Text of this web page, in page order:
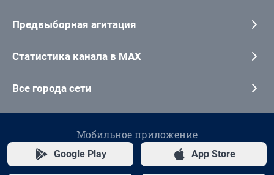
Предвыборная агитация
Статистика канала в MAX
Все города сети
Мобильное приложение
Google Play App Store